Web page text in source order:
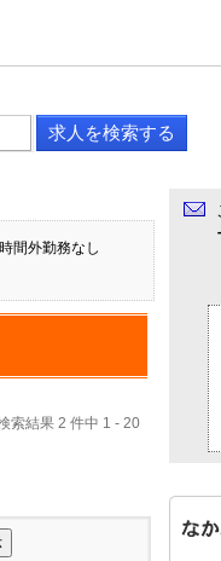
時間外勤務なし
索結果 2 件中 1 - 20